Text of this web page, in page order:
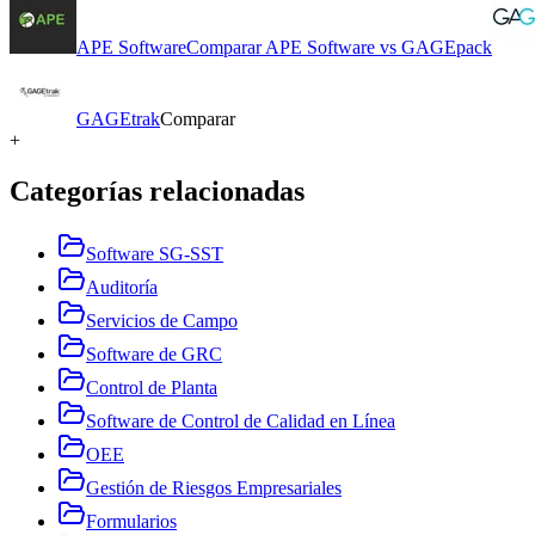
APE SoftwareCompararAPE Software vs GAGEpack
GAGEtrakComparar
+
Categorías relacionadas
Software SG-SST
Auditoría
Servicios de Campo
Software de GRC
Control de Planta
Software de Control de Calidad en Línea
OEE
Gestión de Riesgos Empresariales
Formularios